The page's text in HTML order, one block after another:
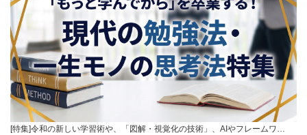
[特集]令和の新しい学習術や、「図解・視覚化の技術」、AIやフレームワ…